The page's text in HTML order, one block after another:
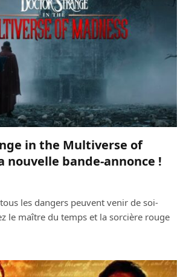
in the Multiverse of
nouvelle bande-annonce !
les dangers peuvent venir de soi-
le maître du temps et la sorcière rouge